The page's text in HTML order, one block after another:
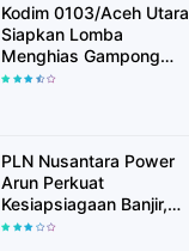
Kodim 0103/Aceh Utara
Siapkan Lomba
Menghias Gampong
Berhadiah Rp100 Juta,
PLN Nusantara Power
Arun Perkuat
Kesiapsiagaan Banjir,
Polres Lhokseumawe